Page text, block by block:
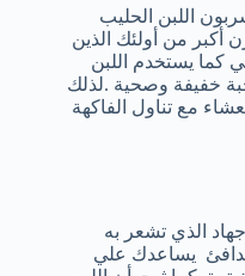
اللبن الحليب
أكبر من أولئك الذين
كما يستخدم اللبن
خفيفة وصحية .لذلك
مع تناول الفاكهة
الذي تشعر به
يساعدك علي